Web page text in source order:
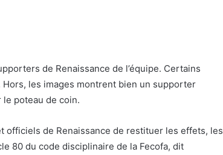
de Renaissance de l’équipe. Certains
les images montrent bien un supporter
poteau de coin.
officiels de Renaissance de restituer les effets, les
80 du code disciplinaire de la Fecofa, dit